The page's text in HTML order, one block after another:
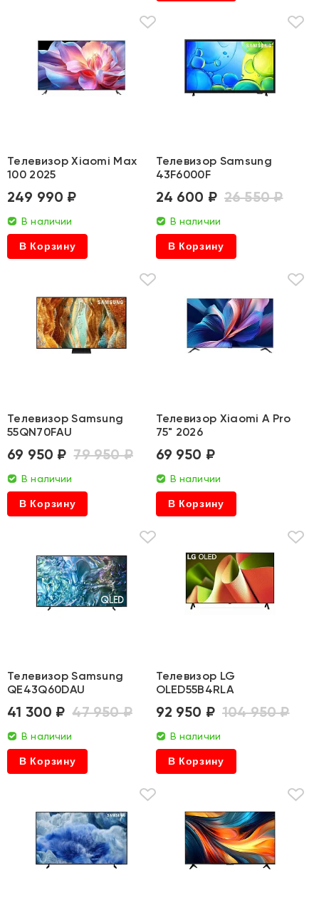
Телевизор Xiaomi Max
100 2025
249 990 ₽
В наличии
В Корзину
Телевизор Samsung
43F6000F
24 600 ₽ 26 550 ₽
В наличии
В Корзину
Телевизор Samsung
55QN70FAU
69 950 ₽ 79 950 ₽
В наличии
В Корзину
Телевизор Xiaomi A Pro
75" 2026
69 950 ₽
В наличии
В Корзину
Телевизор Samsung
QE43Q60DAU
41 300 ₽ 47 950 ₽
В наличии
В Корзину
Телевизор LG
OLED55B4RLA
92 950 ₽ 104 950 ₽
В наличии
В Корзину